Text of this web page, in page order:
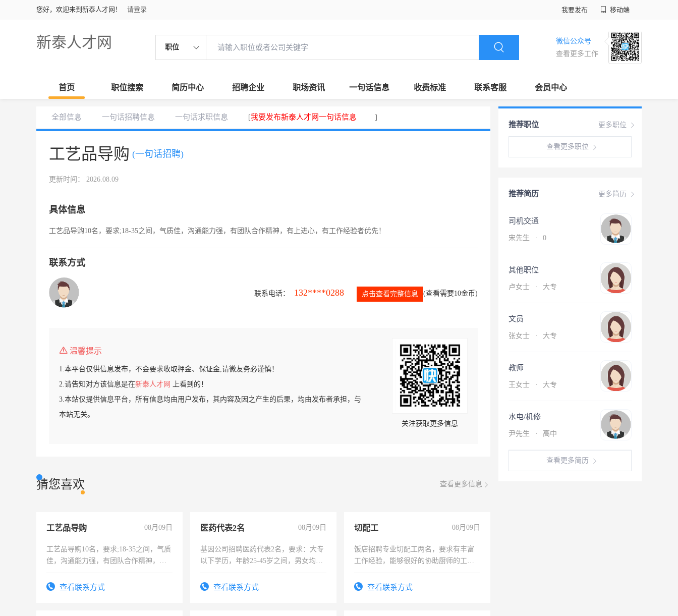
您好，欢迎来到新泰人才网！ 请登录 我要发布 移动端
新泰人才网 职位
微信公众号
查看更多工作
首页 职位搜索 简历中心 招聘企业 职场资讯 一句话信息 收费标准 联系客服 会员中心
全部信息 一句话招聘信息 一句话求职信息 [我要发布新泰人才网一句话信息 ]
工艺品导购 (一句话招聘)
更新时间： 2026.08.09
具体信息
工艺品导购10名，要求;18-35之间，气质佳，沟通能力强，有团队合作精神，有上进心，有工作经验者优先！
联系方式
联系电话： 132****0288 点击查看完整信息 (查看需要10金币)
温馨提示
1.本平台仅供信息发布，不会要求收取押金、保证金,请微友务必谨慎！
2.请告知对方该信息是在新泰人才网
上看到的！
3.本站仅提供信息平台，所有信息均由用户发布，其内容及因之产生的后果，均由发布者承担，与
本站无关。
关注获取更多信息
猜您喜欢 查看更多信息
工艺品导购 08月09日
工艺品导购10名，要求;18-35之间，气质
佳，沟通能力强，有团队合作精神，有
查看联系方式
医药代表2名 08月09日
基因公司招聘医药代表2名，要求：大专
以下学历，年龄25-45岁之间，男女均
表或者有医学资质的优先，底薪+绩效，
查看联系方式
切配工 08月09日
饭店招聘专业切配工两名，要求有丰富
工作经验，能够很好的协助厨师的工
4500。查看联系方式
更多职位
推荐职位
查看更多职位
更多简历
推荐简历
司机交通
宋先生 · 0
其他职位
卢女士 · 大专
文员
张女士 · 大专
教师
王女士 · 大专
水电/机修
尹先生 · 高中
查看更多简历